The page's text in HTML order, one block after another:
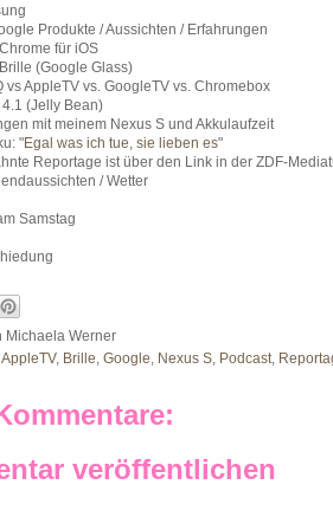
Produkte / Aussichten / Erfahrungen
für iOS
(Google Glass)
AppleTV vs. GoogleTV vs. Chromebox
(Jelly Bean)
mit meinem Nexus S und Akkulaufzeit
"Egal was ich tue, sie lieben es"
Reportage ist über den Link in der ZDF-
/ Wetter
Samstag
Michaela Werner
AppleTV, Brille Google Nexus S Podcast
veröffentlichen